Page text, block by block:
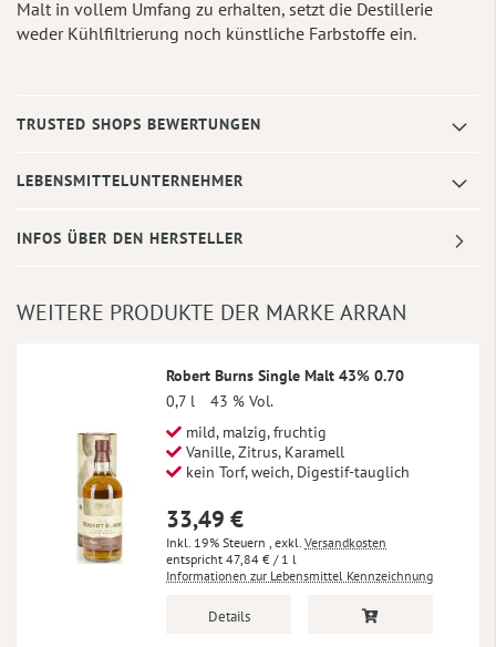
Malt in vollem Umfang zu erhalten, setzt die Destillerie
weder Kühlfiltrierung noch künstliche Farbstoffe ein.
TRUSTED SHOPS BEWERTUNGEN
LEBENSMITTELUNTERNEHMER
INFOS ÜBER DEN HERSTELLER
WEITERE PRODUKTE DER MARKE ARRAN
Robert Burns Single Malt 43% 0.70
0,7 l
43 % Vol.
mild, malzig, fruchtig
Vanille, Zitrus, Karamell
kein Torf, weich, Digestif-tauglich
33,49 €
Inkl. 19% Steuern , exkl. Versandkosten
47,84 € / 1 l
Informationen zur Lebensmittel Kennzeichnung
Details